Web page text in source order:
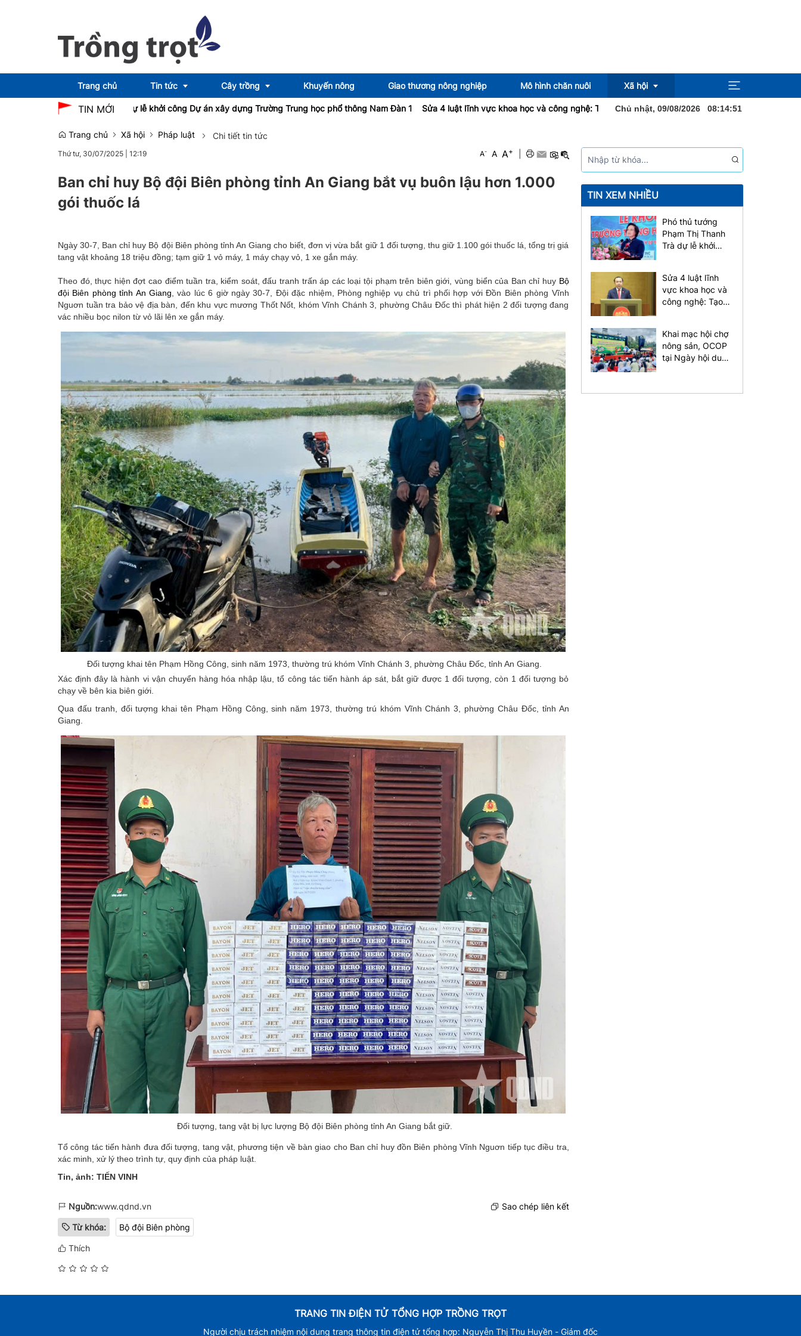
Trang chủ Tin tức
Emagazine
Cây trồng
OCOP
Khuyến nông Giao thương nông nghiệp Mô hình chăn nuôi Xã hội
Địa ốc
Sức khỏe
TIN MỚI
Phạm Thị Thanh Trà dự lễ khởi công Dự án xây dựng Trường Trung học phổ thông Nam Đàn 1 Sửa 4 luật lĩnh vực khoa học và công nghệ: Tạo thuận lợi cho đầu tư kinh doanh Khai mạc hội chợ
Chủ nhật, 09/08/2026 08:14:52
Trang chủ Xã hội Pháp luật Chi tiết tin tức
Thứ tư, 30/07/2025 12:19 A- A A+
Ban chỉ huy Bộ đội Biên phòng tỉnh An Giang bắt vụ buôn lậu hơn 1.000
gói thuốc lá
Ngày 30-7, Ban chỉ huy Bộ đội Biên phòng tỉnh An Giang cho biết, đơn vị vừa bắt giữ 1 đối tượng, thu giữ 1.100 gói thuốc lá, tổng trị giá
tang vật khoảng 18 triệu đồng; tạm giữ 1 vỏ máy, 1 máy chạy vỏ, 1 xe gắn máy.
Theo đó, thực hiện đợt cao điểm tuần tra, kiểm soát, đấu tranh trấn áp các loại tội phạm trên biên giới, vùng biển của Ban chỉ huy Bộ
đội Biên phòng tỉnh An Giang , vào lúc 6 giờ ngày 30-7, Đội đặc nhiệm, Phòng nghiệp vụ chủ trì phối hợp với Đồn Biên phòng Vĩnh
Nguơn tuần tra bảo vệ địa bàn, đến khu vực mương Thốt Nốt, khóm Vĩnh Chánh 3, phường Châu Đốc thì phát hiện 2 đối tượng đang
vác nhiều bọc nilon từ vỏ lãi lên xe gắn máy.
Đối tượng khai tên Phạm Hồng Công, sinh năm 1973, thường trú khóm Vĩnh Chánh 3, phường Châu Đốc, tỉnh An Giang.
Xác định đây là hành vi vận chuyển hàng hóa nhập lậu, tổ công tác tiến hành áp sát, bắt giữ được 1 đối tượng, còn 1 đối tượng bỏ
chạy về bên kia biên giới.
Qua đấu tranh, đối tượng khai tên Phạm Hồng Công, sinh năm 1973, thường trú khóm Vĩnh Chánh 3, phường Châu Đốc, tỉnh An
Giang.
Đối tượng, tang vật bị lực lượng Bộ đội Biên phòng tỉnh An Giang bắt giữ.
Tổ công tác tiến hành đưa đối tượng, tang vật, phương tiện về bàn giao cho Ban chỉ huy đồn Biên phòng Vĩnh Nguơn tiếp tục điều tra,
xác minh, xử lý theo trình tự, quy định của pháp luật.
Tin, ảnh: TIẾN VINH
Nguồn:www.qdnd.vn Sao chép liên kết
Từ khóa: Bộ đội Biên phòng
Thích
TIN XEM NHIỀU
Phó thủ tướng
Phạm Thị Thanh
Trà dự lễ khởi
Trung học phổ
thông Nam Đàn 1
Sửa 4 luật lĩnh
vực khoa học và
công nghệ: Tạo
Khai mạc hội chợ
nông sản, OCOP
tại Ngày hội du
TRANG TIN ĐIỆN TỬ TỔNG HỢP TRỒNG TRỌT
Người chịu trách nhiệm nội dung trang thông tin điện tử tổng hợp: Nguyễn Thị Thu Huyền - Giám đốc